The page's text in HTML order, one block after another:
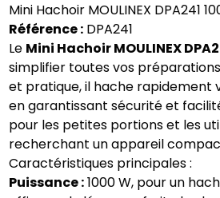
Mini Hachoir MOULINEX DPA241
Référence : DPA241
Le Mini Hachoir MOULINEX
simplifier toutes vos
et pratique, il hache rapidement
en garantissant sécurité et
pour les petites portions et les
recherchant un appareil
Caractéristiques principales :
Puissance :1000 W, pour un